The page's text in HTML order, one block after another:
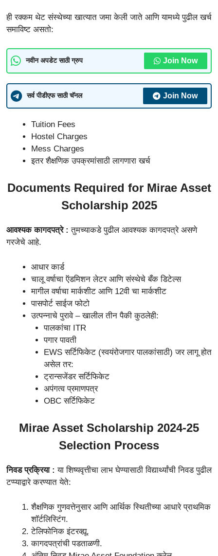
ही रक्कम थेट संस्थेच्या खात्यात जमा केली जाते आणि यामध्ये पुढील खर्च
समाविष्ट असतो:
नवीन अपडेट साठी ग्रुप Join Now
सर्व पीडीएफ साठी चॅनल Join Now
Tuition Fees
Hostel Charges
Mess Charges
इतर शैक्षणिक उपक्रमांसाठी लागणारा खर्च
Documents Required for Mirae Asset
Scholarship 2025
आवश्यक कागदपत्रे :तुमच्याकडे पुढील आवश्यक कागदपत्रे असणे
गरजेचे आहे.
आधार कार्ड
चालू वर्षाचा ऍडमिशन लेटर आणि संस्थेचे बँक डिटेल्स
मागील वर्षाचा मार्कशीट आणि 12वी चा मार्कशीट
पासपोर्ट साईज फोटो
उत्पन्नाचे पुरावे – खालील तीन पैकी कुठलेही:
पालकांचा ITR
पगार पावती
EWS सर्टिफिकेट (स्वयंरोजगार पालकांसाठी) जर लागू होत
असेल तर:
ट्रान्सजेंडर सर्टिफिकेट
अपंगत्व प्रमाणपत्र
OBC सर्टिफिकेट
Mirae Asset Scholarship 2024-25
Selection Process
निवड प्रक्रिया : या शिष्यवृत्तीचा लाभ घेण्यासाठी विद्यार्थ्यांची निवड पुढील
टप्प्याद्वारे करण्यात येते:
शैक्षणिक गुणवत्तेनुसार आणि आर्थिक स्थितीच्या आधारे प्राथमिक
शॉर्टलिस्टिंग.
टेलिफोनिक इंटरव्ह्यू.
कागदपत्रांची पडताळणी.